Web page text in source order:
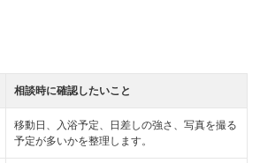
相談時に確認したいこと
移動日、入浴予定、日差しの強さ、写真を撮る
予定が多いかを整理します。